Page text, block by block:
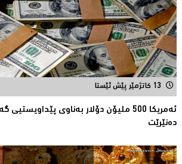
13 کاتژمێر پێش ئێستا
ئەمریكا 500 ملیۆن دۆلار بەناوى
دەنێرێت